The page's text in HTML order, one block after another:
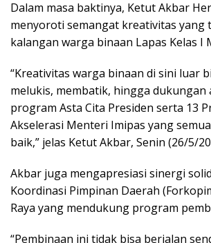
Dalam masa baktinya, Ketut Akbar
menyoroti semangat kreativitas yang
kalangan warga binaan Lapas Kelas I
“Kreativitas warga binaan di sini luar
melukis, membatik, hingga
program Asta Cita Presiden serta 13
Akselerasi Menteri Imipas yang
baik,” jelas Ketut Akbar, Senin (26/5/
Akbar juga mengapresiasi sinergi
Koordinasi Pimpinan Daerah
Raya yang mendukung program
“Pembinaan ini tidak bisa berjalan